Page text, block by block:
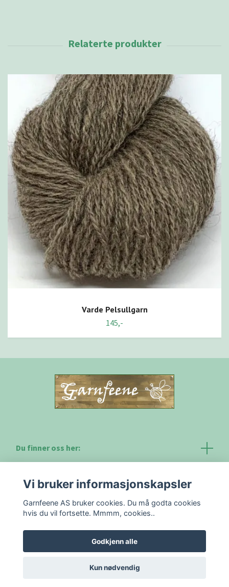
Varde Pelsullgarn
145,-
Du finner oss her:
Kontakt
Vi bruker informasjonskapsler
Garnfeene AS bruker cookies. Du må godta cookies
hvis du vil fortsette. Mmmm, cookies..
Godkjenn alle
Kun nødvendig